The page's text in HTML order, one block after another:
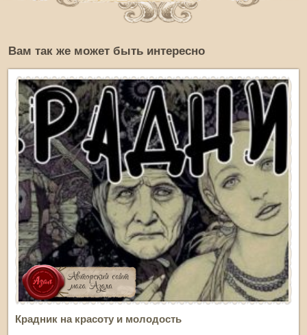
Вам так же может быть интересно
Крадник на красоту и молодость